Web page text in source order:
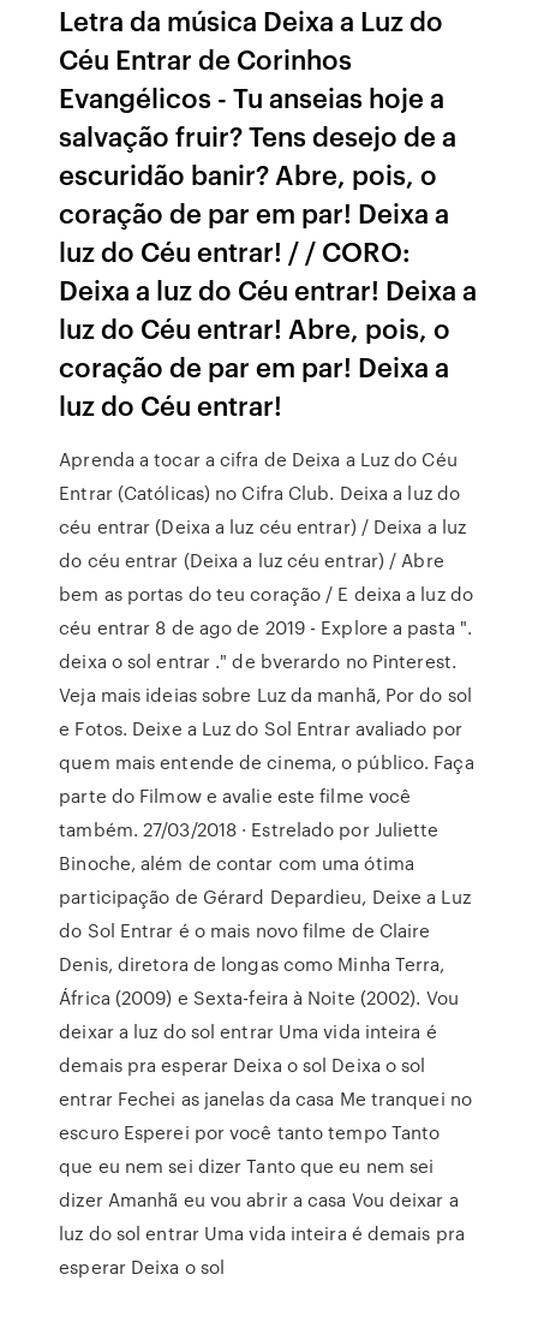
Letra da música Deixa a Luz do
Céu Entrar de Corinhos
Evangélicos - Tu anseias hoje a
salvação fruir? Tens desejo de a
escuridão banir? Abre, pois, o
coração de par em par! Deixa a
luz do Céu entrar! / / CORO:
Deixa a luz do Céu entrar! Deixa a
luz do Céu entrar! Abre, pois, o
coração de par em par! Deixa a
luz do Céu entrar!
Aprenda a tocar a cifra de Deixa a Luz do Céu
Entrar (Católicas) no Cifra Club. Deixa a luz do
céu entrar (Deixa a luz céu entrar) / Deixa a luz
do céu entrar (Deixa a luz céu entrar) / Abre
bem as portas do teu coração / E deixa a luz do
céu entrar 8 de ago de 2019 - Explore a pasta ".
deixa o sol entrar ." de bverardo no Pinterest.
Veja mais ideias sobre Luz da manhã, Por do sol
e Fotos. Deixe a Luz do Sol Entrar avaliado por
quem mais entende de cinema, o público. Faça
parte do Filmow e avalie este filme você
também. 27/03/2018 · Estrelado por Juliette
Binoche, além de contar com uma ótima
participação de Gérard Depardieu, Deixe a Luz
do Sol Entrar é o mais novo filme de Claire
Denis, diretora de longas como Minha Terra,
África (2009) e Sexta-feira à Noite (2002). Vou
deixar a luz do sol entrar Uma vida inteira é
demais pra esperar Deixa o sol Deixa o sol
entrar Fechei as janelas da casa Me tranquei no
escuro Esperei por você tanto tempo Tanto
que eu nem sei dizer Tanto que eu nem sei
dizer Amanhã eu vou abrir a casa Vou deixar a
luz do sol entrar Uma vida inteira é demais pra
esperar Deixa o sol